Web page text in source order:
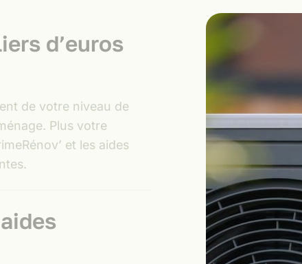
d’euros
de votre niveau de
Plus votre
et les aides